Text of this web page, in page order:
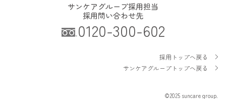
サンケアグループ採用担当
採用問い合わせ先
0120-300-602
採用トップへ戻る
サンケアグループトップへ戻る
©2025 suncare group.